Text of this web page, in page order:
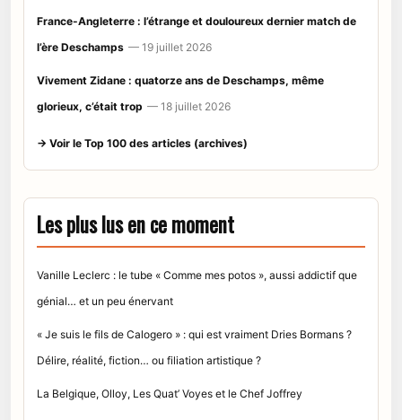
France-Angleterre : l’étrange et douloureux dernier match de
l’ère Deschamps — 19 juillet 2026
Vivement Zidane : quatorze ans de Deschamps, même
glorieux, c’était trop — 18 juillet 2026
→ Voir le Top 100 des articles (archives)
Les plus lus en ce moment
Vanille Leclerc : le tube « Comme mes potos », aussi addictif que
génial… et un peu énervant
« Je suis le fils de Calogero » : qui est vraiment Dries Bormans ?
Délire, réalité, fiction… ou filiation artistique ?
La Belgique, Olloy, Les Quat’ Voyes et le Chef Joffrey